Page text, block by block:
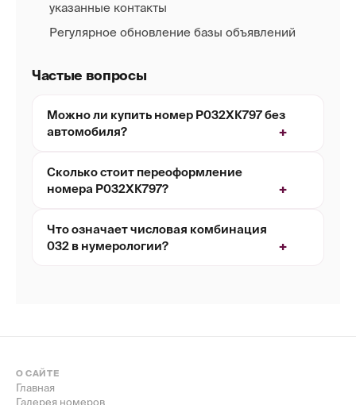
указанные контакты
Регулярное обновление базы объявлений
Частые вопросы
Можно ли купить номер Р032ХК797 без
автомобиля?
Сколько стоит переоформление
номера Р032ХК797?
Что означает числовая комбинация
032 в нумерологии?
О САЙТЕ
Главная
Галерея номеров